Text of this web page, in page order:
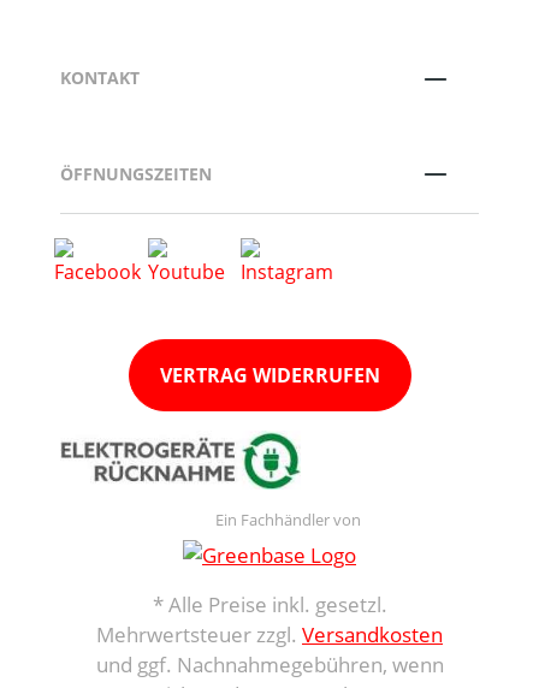
KONTAKT
ÖFFNUNGSZEITEN
VERTRAG WIDERRUFEN
Ein Fachhändler von
* Alle Preise inkl. gesetzl.
Mehrwertsteuer zzgl. Versandkosten
und ggf. Nachnahmegebühren, wenn